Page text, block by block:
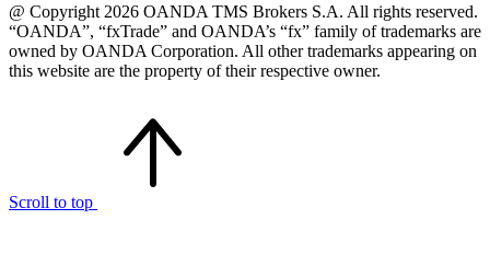
@ Copyright 2026 OANDA TMS Brokers S.A. All rights reserved.
“OANDA”, “fxTrade” and OANDA’s “fx” family of trademarks are
owned by OANDA Corporation. All other trademarks appearing on
this website are the property of their respective owner.
Scroll to top